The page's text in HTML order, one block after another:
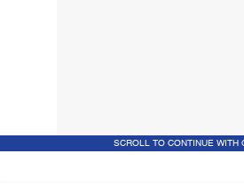
SCROLL TO CONTINUE WITH